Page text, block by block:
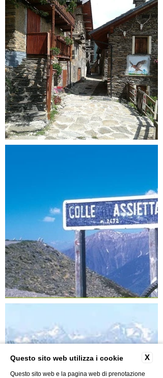
X
Questo sito web utilizza i cookie
Questo sito web e la pagina web di prenotazione